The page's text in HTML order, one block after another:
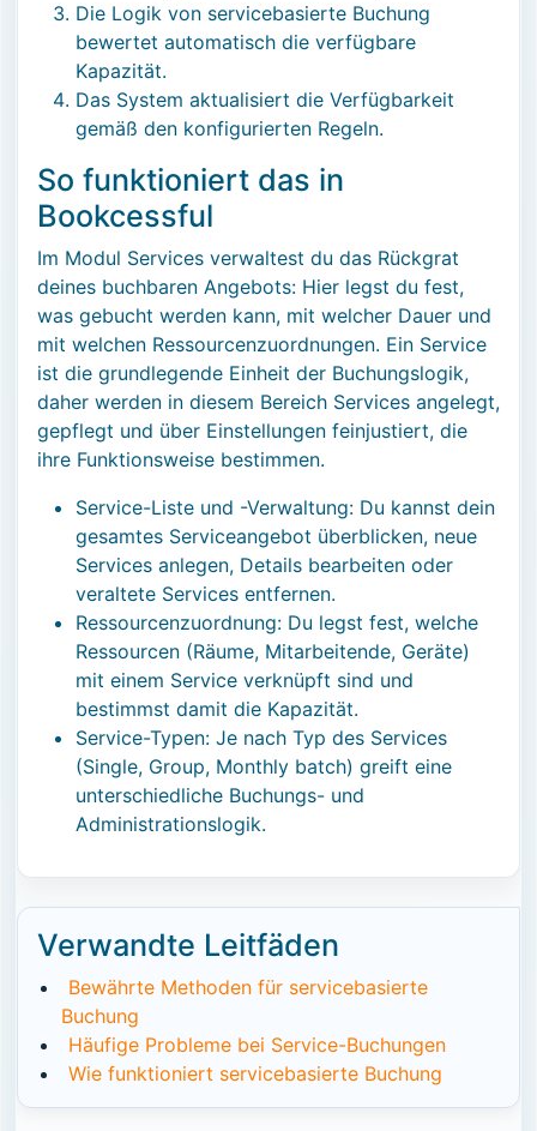
Die Logik von servicebasierte Buchung
bewertet automatisch die verfügbare
Kapazität.
Das System aktualisiert die Verfügbarkeit
gemäß den konfigurierten Regeln.
So funktioniert das in
Bookcessful
Im Modul Services verwaltest du das Rückgrat
deines buchbaren Angebots: Hier legst du fest,
was gebucht werden kann, mit welcher Dauer und
mit welchen Ressourcenzuordnungen. Ein Service
ist die grundlegende Einheit der Buchungslogik,
daher werden in diesem Bereich Services angelegt,
gepflegt und über Einstellungen feinjustiert, die
ihre Funktionsweise bestimmen.
Service-Liste und -Verwaltung: Du kannst dein
gesamtes Serviceangebot überblicken, neue
Services anlegen, Details bearbeiten oder
veraltete Services entfernen.
Ressourcenzuordnung: Du legst fest, welche
Ressourcen (Räume, Mitarbeitende, Geräte)
mit einem Service verknüpft sind und
bestimmst damit die Kapazität.
Service-Typen: Je nach Typ des Services
(Single, Group, Monthly batch) greift eine
unterschiedliche Buchungs- und
Administrationslogik.
Verwandte Leitfäden
Bewährte Methoden für servicebasierte
Buchung
Häufige Probleme bei Service-Buchungen
Wie funktioniert servicebasierte Buchung